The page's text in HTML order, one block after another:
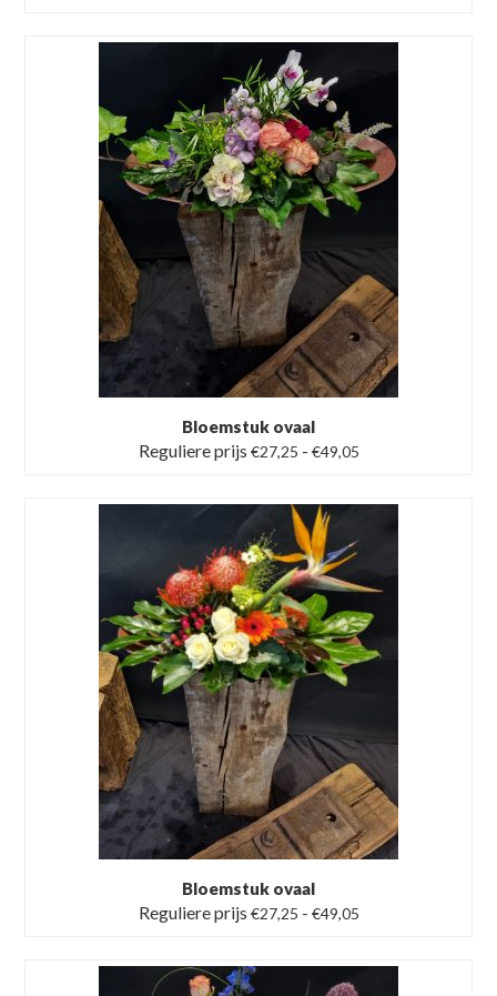
Bloemstuk ovaal
Reguliere prijs €27,25 - €49,05Prijsklasse:
tot
€49,05
Bloemstuk ovaal
Reguliere prijs €27,25 - €49,05Prijsklasse: